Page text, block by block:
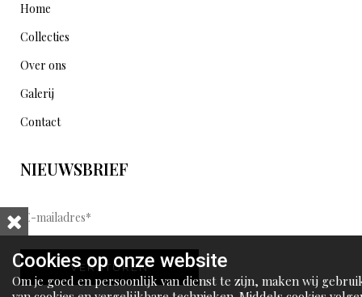
Home
Collecties
Over ons
Galerij
Contact
NIEUWSBRIEF
E
-
m
a
VERSTUREN
Cookies op onze website
Om je goed en persoonlijk van dienst te zijn, maken wij